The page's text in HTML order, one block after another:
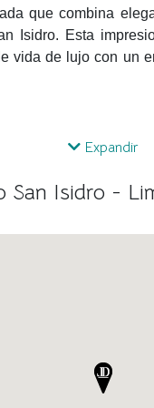
que combina
Isidro. Esta
vida de lujo con un
una impresionante
libre para toda la
complicaciones.
Expandir
San Isidro -